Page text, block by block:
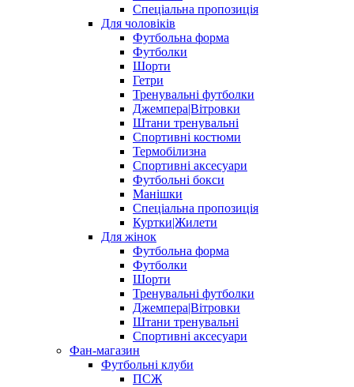
Спеціальна пропозиція
Для чоловіків
Футбольна форма
Футболки
Шорти
Гетри
Тренувальні футболки
Джемпера|Вітровки
Штани тренувальні
Спортивні костюми
Термобілизна
Спортивні аксесуари
Футбольні бокси
Манішки
Спеціальна пропозиція
Куртки|Жилети
Для жінок
Футбольна форма
Футболки
Шорти
Тренувальні футболки
Джемпера|Вітровки
Штани тренувальні
Спортивні аксесуари
Фан-магазин
Футбольні клуби
ПСЖ